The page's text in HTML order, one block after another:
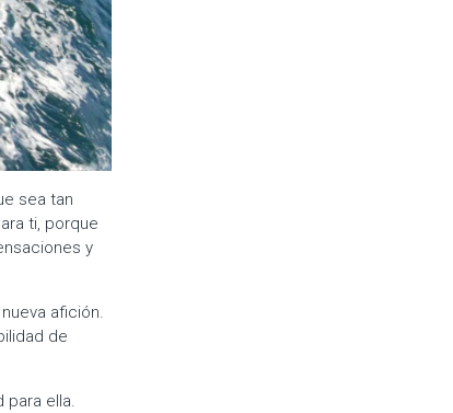
sea tan
ti, porque
y
afición.
de
para ella.